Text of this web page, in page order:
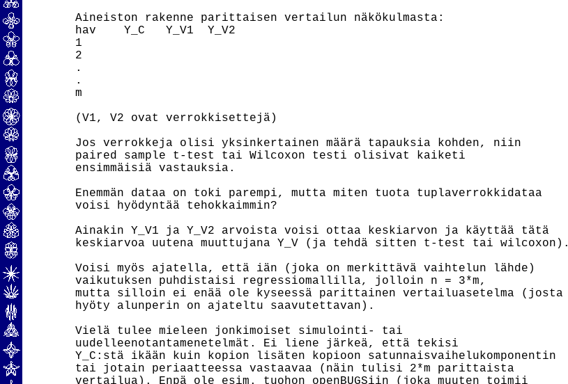
Aineiston rakenne parittaisen vertailun näkökulmasta:
hav    Y_C   Y_V1  Y_V2
1
2
.
.
m
(V1, V2 ovat verrokkisettejä)
Jos verrokkeja olisi yksinkertainen määrä tapauksia kohden, niin
paired sample t-test tai Wilcoxon testi olisivat kaiketi
ensimmäisiä vastauksia.
Enemmän dataa on toki parempi, mutta miten tuota tuplaverrokkidataa
voisi hyödyntää tehokkaimmin?
Ainakin Y_V1 ja Y_V2 arvoista voisi ottaa keskiarvon ja käyttää tätä
keskiarvoa uutena muuttujana Y_V (ja tehdä sitten t-test tai wilcoxon).
Voisi myös ajatella, että iän (joka on merkittävä vaihtelun lähde)
vaikutuksen puhdistaisi regressiomallilla, jolloin n = 3*m,
mutta silloin ei enää ole kyseessä parittainen vertailuasetelma (josta
hyöty alunperin on ajateltu saavutettavan).
Vielä tulee mieleen jonkimoiset simulointi- tai
uudelleenotantamenetelmät. Ei liene järkeä, että tekisi
Y_C:stä ikään kuin kopion lisäten kopioon satunnaisvaihelukomponentin
tai jotain periaatteessa vastaavaa (näin tulisi 2*m parittaista
vertailua). Enpä ole esim. tuohon openBUGSiin (joka muuten toimii